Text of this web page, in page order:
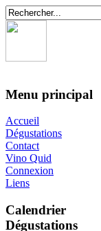
Menu principal
Accueil
Dégustations
Contact
Vino Quid
Connexion
Liens
Calendrier
Dégustations